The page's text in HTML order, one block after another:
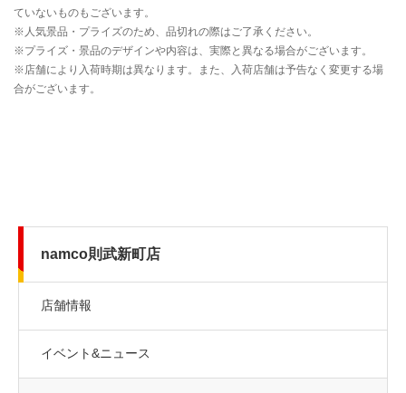
namco則武新町店
店舗情報
イベント&ニュース